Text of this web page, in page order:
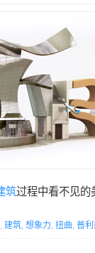
筑过程中看不见
, 建筑, 想象力, 扭曲, 普